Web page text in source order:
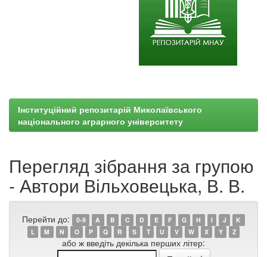
Інституційний репозитарій Миколаївського
національного аграрного університету
Перегляд зібрання за групою
- Автори Вільховецька, В. В.
Перейти до: 0-9 A B C D E F G H I J
K
L
M N O P Q R S T U V W X Y Z
або ж введіть декілька перших літер: